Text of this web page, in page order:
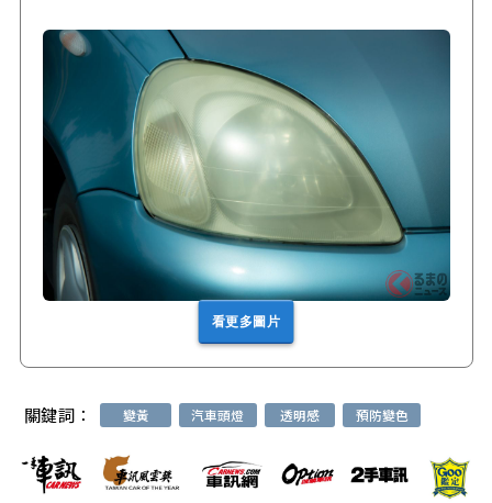
看更多圖片
關鍵詞： 變黃 汽車頭燈 透明感 預防變色